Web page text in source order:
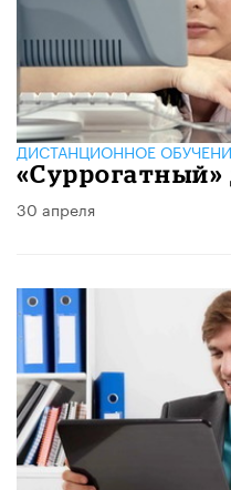
ДИСТАНЦИОННОЕ
«Суррогатный»
30 апреля